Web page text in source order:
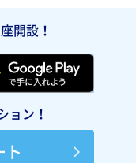
開設！
ョン！
ト